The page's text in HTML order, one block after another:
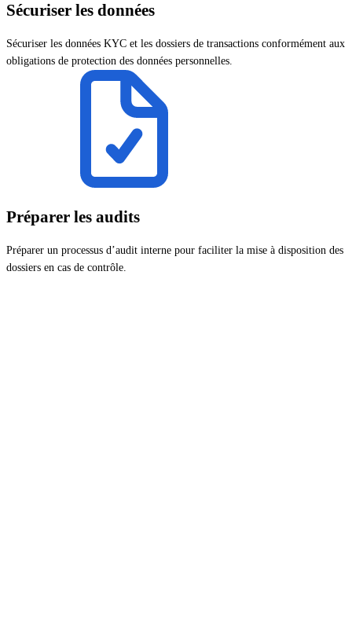
Sécuriser les données
Sécuriser les données KYC et les dossiers de transactions conformément aux
obligations de protection des données personnelles.
Préparer les audits
Préparer un processus d’audit interne pour faciliter la mise à disposition des
dossiers en cas de contrôle.